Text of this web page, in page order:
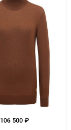
106 500 ₽